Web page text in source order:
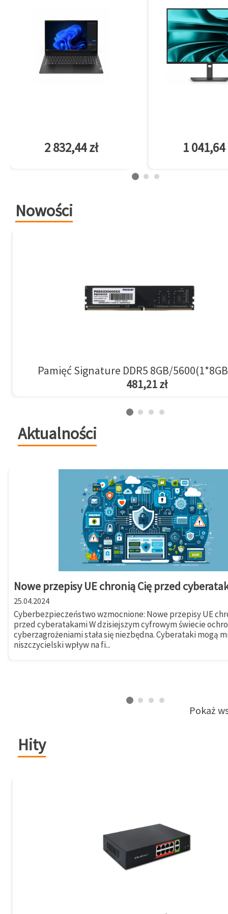
2 832,44 zł 1 041,64
Nowości
Pamięć Signature DDR5 8GB/
481,21 zł
Aktualności
Nowe przepisy UE chronią Cię przed
25.04.2024
Cyberbezpieczeństwo wzmocnione: Nowe przepisy UE
przed cyberatakami W dzisiejszym cyfrowym świecie
cyberzagrożeniami stała się niezbędna. Cyberataki mogą
niszczycielski wpływ na fi...
Pokaż
Hity